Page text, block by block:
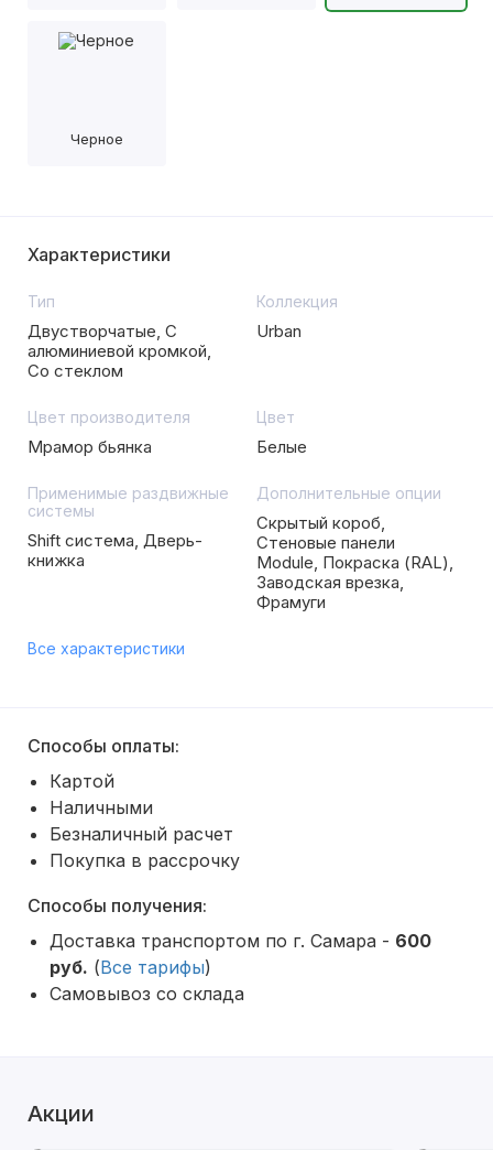
Черное
Характеристики
Тип
Двустворчатые, С
алюминиевой кромкой,
Со стеклом
Коллекция
Urban
Цвет производителя
Мрамор бьянка
Цвет
Белые
Применимые раздвижные
системы
Shift система, Дверь-
книжка
Дополнительные опции
Скрытый короб,
Стеновые панели
Module, Покраска (RAL),
Заводская врезка,
Фрамуги
Все характеристики
Способы оплаты:
Картой
Наличными
Безналичный расчет
Покупка в рассрочку
Способы получения:
Доставка транспортом по г. Самара - 600
руб. (Все тарифы)
Самовывоз со склада
Акции